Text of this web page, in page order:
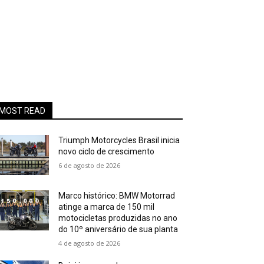
MOST READ
Triumph Motorcycles Brasil inicia
novo ciclo de crescimento
6 de agosto de 2026
Marco histórico: BMW Motorrad
atinge a marca de 150 mil
motocicletas produzidas no ano
do 10º aniversário de sua planta
4 de agosto de 2026